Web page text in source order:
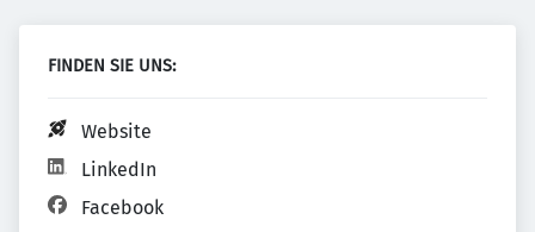
FINDEN SIE UNS:
Website
LinkedIn
Facebook